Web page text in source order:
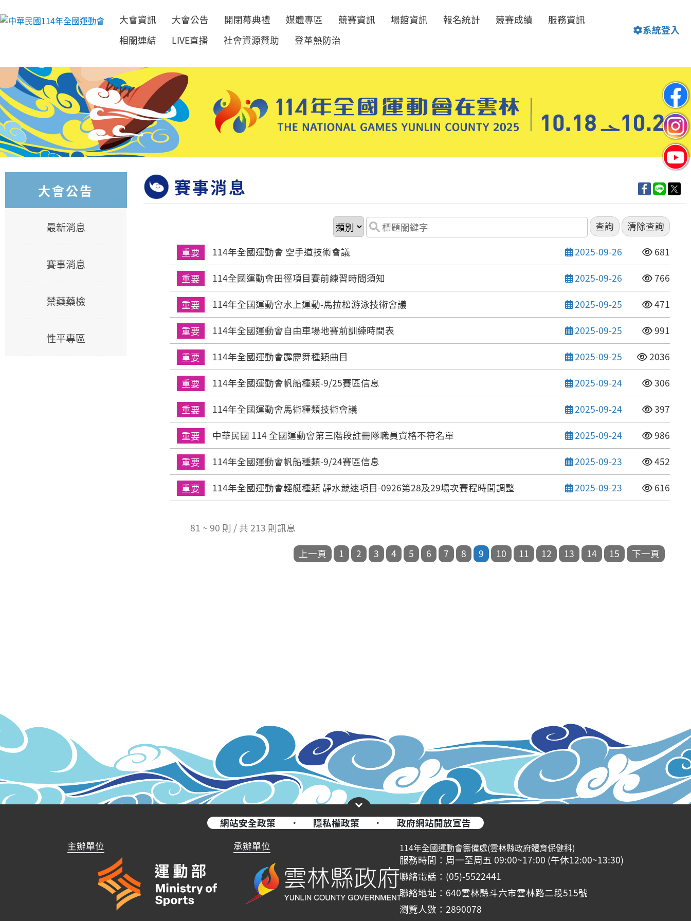
跳到主要內容
大會資訊 大會公告 開閉幕典禮 媒體專區 競賽資訊 場館資訊 報名統計 競賽成績
服務資訊
相關連結
LIVE直播 社會資源贊助 登革熱防治
系統登入
大會公告
最新消息
賽事消息
禁藥藥檢
性平專區
賽事消息
重要 114年全國運動會 空手道技術會議 發布日期
2025-09-26 點閱次數
681
重要 114全國運動會田徑項目賽前練習時間須知 發布日期
2025-09-26 點閱次數
766
重要 114年全國運動會水上運動-馬拉松游泳技術會議 發布日期
2025-09-25 點閱次數
471
重要 114年全國運動會自由車場地賽前訓練時間表 發布日期
2025-09-25 點閱次數
991
重要 114年全國運動會霹靂舞種類曲目 發布日期
2025-09-25 點閱次數
2036
重要 114年全國運動會帆船種類-9/25賽區信息 發布日期
2025-09-24 點閱次數
306
重要 114年全國運動會馬術種類技術會議 發布日期
2025-09-24 點閱次數
397
重要 中華民國 114 全國運動會第三階段註冊隊職員資格不符名單 發布日期
2025-09-24 點閱次數
986
重要 114年全國運動會帆船種類-9/24賽區信息 發布日期
2025-09-23 點閱次數
452
重要 114年全國運動會輕艇種類 靜水競速項目-0926第28及29場次賽程時間調整 發布日期
2025-09-23 點閱次數
616
81 ~ 90 則 / 共 213 則訊息
網站安全政策 · 隱私權政策 ·
政府網站開放宣告
主辦單位
承辦單位 114年全國運動會籌備處(雲林縣政府體育保健科)
服務時間：周一至周五 09:00~17:00 (午休12:00~13:30)
聯絡電話：(05)-5522441
聯絡地址：640雲林縣斗六市雲林路二段515號
瀏覽人數：2890078